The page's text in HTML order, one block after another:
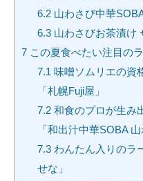
6.2山わさび中華
6.3山わさびお茶漬け
7 この夏食べたい注目の
7.1 味噌ソムリエの資
「札幌Fuji屋」
7.2和食のプロが生み
「和出汁中華SOBA 山
7.3わんたん入りのラ
せな」